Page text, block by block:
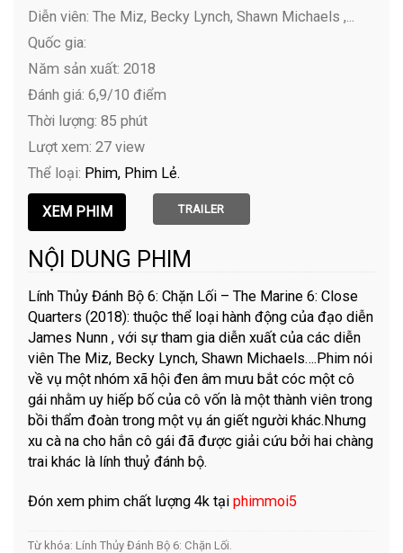
Diễn viên: The Miz, Becky Lynch, Shawn Michaels ,...
Quốc gia:
Năm sản xuất: 2018
Đánh giá: 6,9/10 điểm
Thời lượng: 85 phút
Lượt xem: 27 view
Thể loại: Phim Phim Lẻ
TRAILER
NỘI DUNG PHIM
Lính Thủy Đánh Bộ 6: Chặn Lối – The Marine 6: Close
Quarters (2018): thuộc thể loại hành động của đạo diễn
James Nunn , với sự tham gia diễn xuất của các diễn
viên The Miz, Becky Lynch, Shawn Michaels….Phim nói
về vụ một nhóm xã hội đen âm mưu bắt cóc một cô
gái nhằm uy hiếp bố của cô vốn là một thành viên trong
bồi thẩm đoàn trong một vụ án giết người khác.Nhưng
xu cà na cho hắn cô gái đã được giải cứu bởi hai chàng
trai khác là lính thuỷ đánh bộ.
Đón xem phim chất lượng 4k tạiphimmoi5
Từ khóa: Lính Thủy Đánh Bộ 6: Chặn Lối